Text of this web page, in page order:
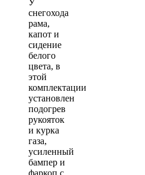
У
снегохода
рама,
капот и
сидение
белого
цвета, в
этой
комплектации
установлен
подогрев
рукояток
и курка
газа,
усиленный
бампер и
фаркоп с